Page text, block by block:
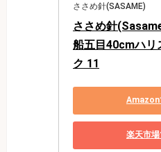
ささめ針(SASAME)
ささめ針
船五目40cmハリ
ク 11
Amazon
楽天市